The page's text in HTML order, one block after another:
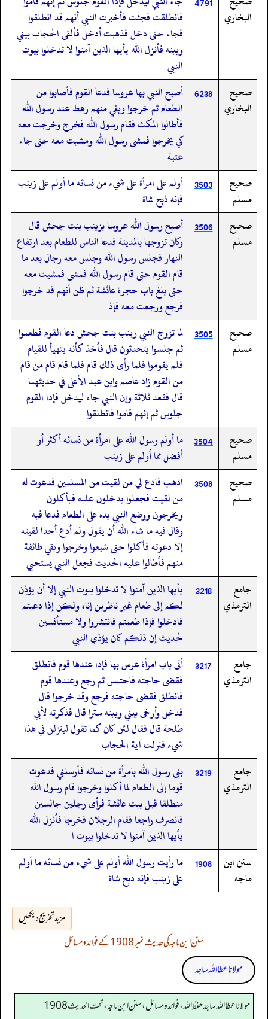
البخاري
فانطلقت فجئت فأخبرت النبي أنهم قد انطلقوا
فجاء حتى دخل فذهبت أدخل فألقى الحجاب بيني
وبينه فأنزل الله يأيها الذين آمنوا لا تدخلوا بيوت
النبي
صحيح
البخاري
6238 أصبح النبي بها عروسا فدعا القوم فأصابوا من
الطعام ثم خرجوا وبقي منهم رهط عند رسول الله
فأطالوا المكث فقام رسول الله فخرج وخرجت معه
كي يخرجوا فمشى رسول الله ومشيت معه حتى جاء
عتبة
صحيح
مسلم
3503 أولم على امرأة على شيء من نسائه ما أولم على زينب
فإنه ذبح شاة
صحيح
مسلم
3506 أصبح رسول الله عروسا بزينب بنت جحش قال
وكان تزوجها بالمدينة فدعا الناس للطعام بعد ارتفاع
النهار فجلس رسول الله وجلس معه رجال بعد ما
قام القوم حتى قام رسول الله فمشى فمشيت معه
حتى بلغ باب حجرة عائشة ثم ظن أنهم قد خرجوا
فرجع ورجعت معه فإذ
صحيح
مسلم
3505 لما تزوج النبي زينب بنت جحش دعا القوم فطعموا
ثم جلسوا يتحدثون قال فأخذ كأنه يتهيأ للقيام
فلم يقوموا فلما رأى ذلك قام فلما قام قام من قام
من القوم زاد عاصم وابن عبد الأعلى في حديثهما
قال فقعد ثلاثة وإن النبي جاء ليدخل فإذا القوم
جلوس ثم إنهم قاموا فانطلقوا
صحيح
مسلم
3504 ما أولم رسول الله على امرأة من نسائه أكثر أو
أفضل مما أولم على زينب
صحيح
مسلم
3508
اذهب فادع لي من لقيت من المسلمين فدعوت له
من لقيت فجعلوا يدخلون عليه فيأكلون
ويخرجون ووضع النبي يده على الطعام فدعا فيه
وقال فيه ما شاء الله أن يقول ولم أدع أحدا لقيته
إلا دعوته فأكلوا حتى شبعوا وخرجوا وبقي طائفة
منهم فأطالوا عليه الحديث فجعل النبي يستحيي
جامع
الترمذي
3218
يأيها الذين آمنوا لا تدخلوا بيوت النبي إلا أن يؤذن
لكم إلى طعام غير ناظرين إناه ولكن إذا دعيتم
فادخلوا فإذا طعمتم فانتشروا ولا مستأنسين
لحديث إن ذلكم كان يؤذي النبي
جامع
الترمذي
3217
أتى باب امرأة عرس بها فإذا عندها قوم فانطلق
فقضى حاجته فاحتبس ثم رجع وعندها قوم
فانطلق فقضى حاجته فرجع وقد خرجوا قال
فدخل وأرخى بيني وبينه سترا قال فذكرته لأبي
طلحة قال فقال لئن كان كما تقول لينزلن في هذا
شيء فنزلت آية الحجاب
جامع
الترمذي
3219
بنى رسول الله بامرأة من نسائه فأرسلني فدعوت
قوما إلى الطعام لما أكلوا وخرجوا قام رسول الله
منطلقا قبل بيت عائشة فرأى رجلين جالسين
فانصرف راجعا فقام الرجلان فخرجا فأنزل الله
يأيها الذين آمنوا لا تدخلوا بيوت ا
سنن ابن
ماجه
1908
ما رأيت رسول الله أولم على شيء من نسائه ما أولم
على زينب فإنه ذبح شاة
مزید تخریج دیکھیں
سنن ابن ماجہ کی حدیث نمبر 1908 کے فوائد و مسائل
مولانا عطا اللہ ساجد
مولانا عطا الله ساجد حفظ الله، فوائد و مسائل، سنن ابن ماجه، تحت الحديث1908